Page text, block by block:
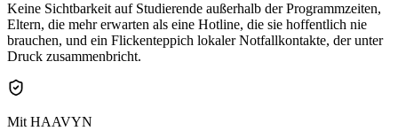
Keine Sichtbarkeit auf Studierende außerhalb der Programmzeiten,
Eltern, die mehr erwarten als eine Hotline, die sie hoffentlich nie
brauchen, und ein Flickenteppich lokaler Notfallkontakte, der unter
Druck zusammenbricht.
Mit HAAVYN